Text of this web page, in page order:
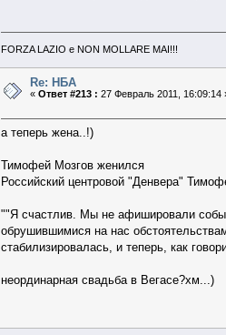
FORZA LAZIO e NON MOLLARE MAI!!!
Re: НБА
«Ответ #213 : 27 Февраль 2011, 16:09:14
а теперь жена..!)
Тимофей Мозгов женился
Российский центровой "Денвера"
""Я счастлив. Мы не афишировали
обрушившимися на нас
стабилизировалась, и теперь, как
неординарная свадьба в Вегасе?хм...)